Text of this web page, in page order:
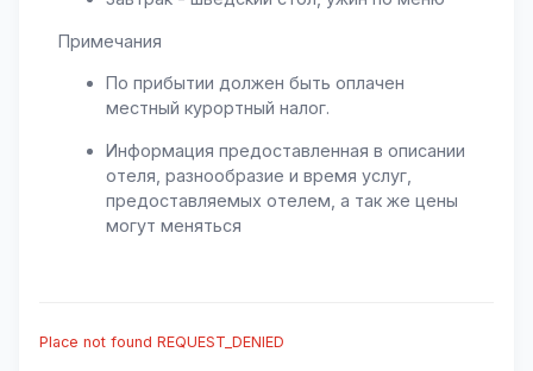
Примечания
По прибытии должен быть оплачен
местный курортный налог.
Информация предоставленная в описании
отеля, разнообразие и время услуг,
предоставляемых отелем, а так же цены
могут меняться
Place not found REQUEST_DENIED